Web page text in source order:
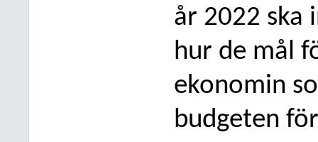
år 2022 ska
hur de mål
ekonomin
budgeten